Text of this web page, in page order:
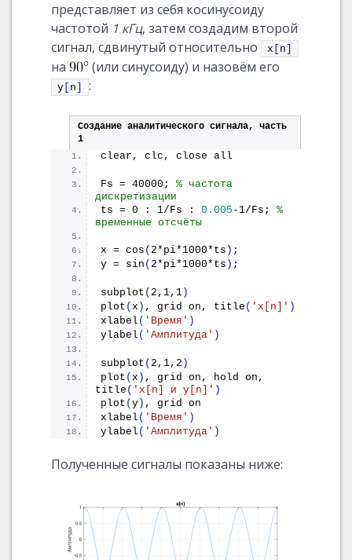
представляет из себя косинусоиду
частотой 1 кГц, затем создадим второй
сигнал, сдвинутый относительно
x n
на (или синусоиду) и назовём его
y n :
Создание аналитического сигнала, часть
1
clear, clc, close all
Fs = 40000; % частота
дискретизации
ts = 0 : 1/Fs : 0.005 -1/Fs; %
временные отсчёты
x = cos ( 2*pi*1000*ts ) ;
y = sin ( 2*pi*1000*ts ) ;
subplot ( 2,1,1 )
plot ( x ) , grid on, title ( 'x[n]' )
xlabel ( 'Время' )
ylabel ( 'Амплитуда' )
subplot ( 2,1,2 )
plot ( x )
title ( 'x[n] и y[n]' )
plot ( y ) , grid on
xlabel ( 'Время' )
ylabel ( 'Амплитуда' )
Полученные сигналы показаны ниже: